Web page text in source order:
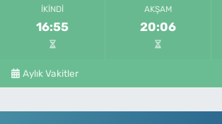
İKINDI
16:55
AKŞAM
20:06
Aylık Vakitler